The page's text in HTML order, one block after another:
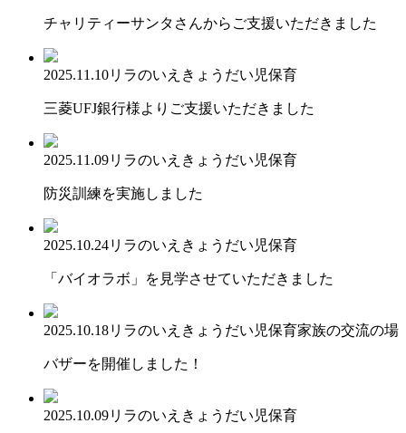
チャリティーサンタさんからご支援いただきました
2025.11.10リラのいえ きょうだい児保育
三菱UFJ銀行様よりご支援いただきました
2025.11.09リラのいえ きょうだい児保育
防災訓練を実施しました
2025.10.24リラのいえ きょうだい児保育
「バイオラボ」を見学させていただきました
2025.10.18リラのいえ きょうだい児保育家族の交流の場
バザーを開催しました！
2025.10.09リラのいえ きょうだい児保育